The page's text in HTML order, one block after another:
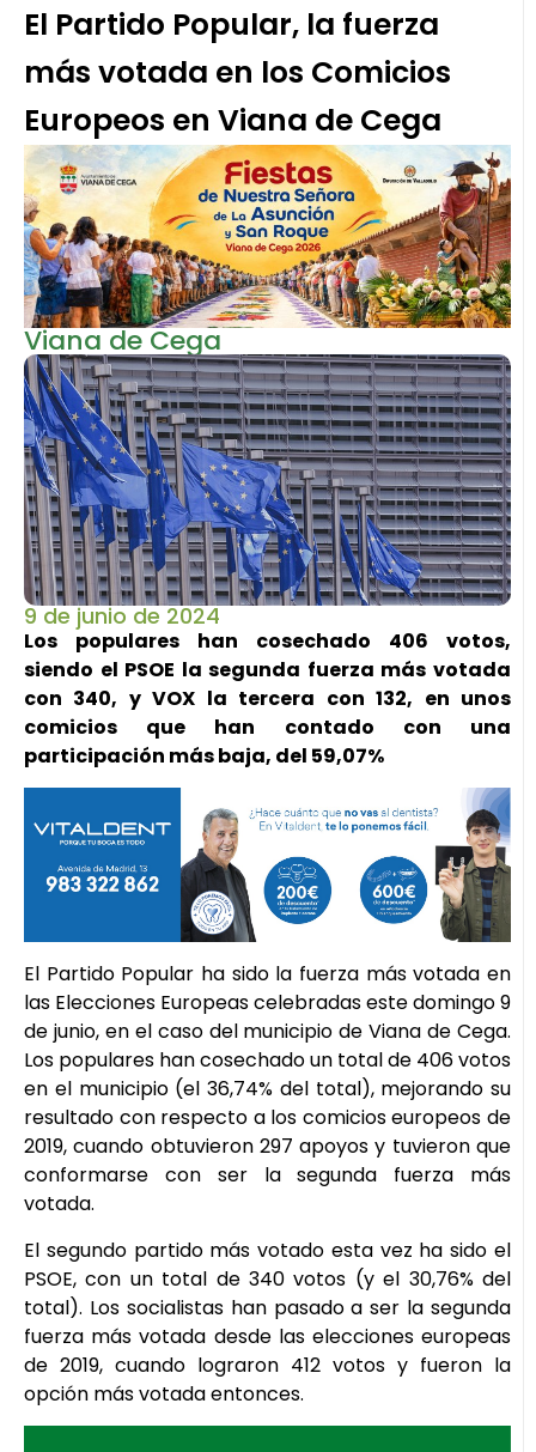
El Partido Popular, la fuerza
más votada en los Comicios
Europeos en Viana de Cega
Viana de Cega
9 de junio de 2024
Los populares han cosechado 406 votos,
siendo el PSOE la segunda fuerza más votada
con 340, y VOX la tercera con 132, en unos
comicios que han contado con una
participación más baja, del 59,07%
El Partido Popular ha sido la fuerza más votada en
las Elecciones Europeas celebradas este domingo 9
de junio, en el caso del municipio de Viana de Cega.
Los populares han cosechado un total de 406 votos
en el municipio (el 36,74% del total), mejorando su
resultado con respecto a los comicios europeos de
2019, cuando obtuvieron 297 apoyos y tuvieron que
conformarse con ser la segunda fuerza más
votada.
El segundo partido más votado esta vez ha sido el
PSOE, con un total de 340 votos (y el 30,76% del
total). Los socialistas han pasado a ser la segunda
fuerza más votada desde las elecciones europeas
de 2019, cuando lograron 412 votos y fueron la
opción más votada entonces.